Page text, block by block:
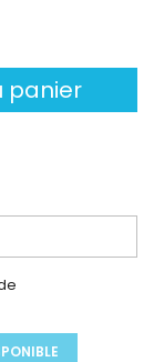
panier